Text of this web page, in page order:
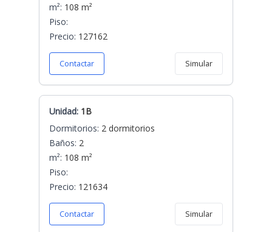
m²: 108 m²
Piso:
Precio: 127162
Contactar Simular
Unidad: 1B
Dormitorios: 2 dormitorios
Baños: 2
m²: 108 m²
Piso:
Precio: 121634
Contactar Simular